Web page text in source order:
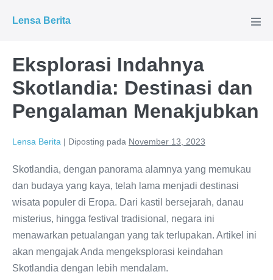
Lensa Berita
Eksplorasi Indahnya
Skotlandia: Destinasi dan
Pengalaman Menakjubkan
Lensa Berita | Diposting pada November 13, 2023
Skotlandia, dengan panorama alamnya yang memukau
dan budaya yang kaya, telah lama menjadi destinasi
wisata populer di Eropa. Dari kastil bersejarah, danau
misterius, hingga festival tradisional, negara ini
menawarkan petualangan yang tak terlupakan. Artikel ini
akan mengajak Anda mengeksplorasi keindahan
Skotlandia dengan lebih mendalam.